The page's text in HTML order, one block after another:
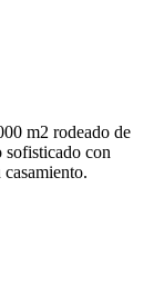
m2 rodeado de
sofisticado con